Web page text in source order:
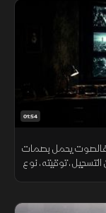
01:54
فالصوت يحمل بصمات
توقيته، نوع